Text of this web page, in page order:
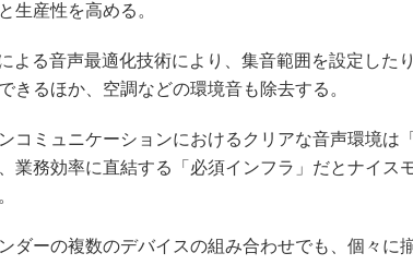
生産性を高める。
よる音声最適化技術により、集音範囲を設定した
きるほか、空調などの環境音も除去する。
コミュニケーションにおけるクリアな音声環境は
業務効率に直結する「必須インフラ」だとナイス
ダーの複数のデバイスの組み合わせでも、個々に